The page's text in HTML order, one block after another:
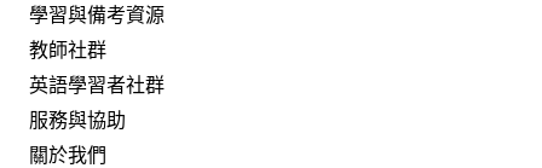
學習與備考資源
教師社群
英語學習者社群
服務與協助
關於我們